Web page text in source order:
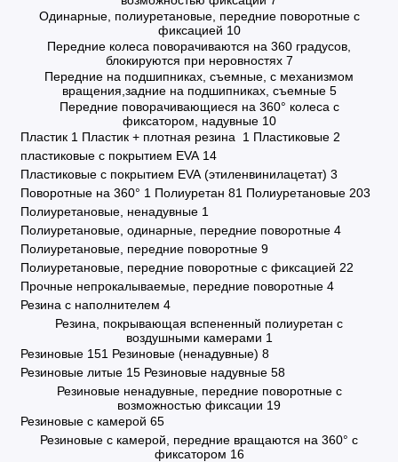
Одинарные, полиуретановые, передние поворотные с
фиксацией 10
Передние колеса поворачиваются на 360 градусов,
блокируются при неровностях 7
Передние на подшипниках, съемные, с механизмом
вращения,задние на подшипниках, съемные 5
Передние поворачивающиеся на 360° колеса с
фиксатором, надувные 10
Пластик 1 Пластик + плотная резина 1 Пластиковые 2
пластиковые с покрытием EVA 14
Пластиковые с покрытием EVA (этиленвинилацетат) 3
Поворотные на 360° 1 Полиуретан 81 Полиуретановые 203
Полиуретановые, ненадувные 1
Полиуретановые, одинарные, передние поворотные 4
Полиуретановые, передние поворотные 9
Полиуретановые, передние поворотные с фиксацией 22
Прочные непрокалываемые, передние поворотные 4
Резина с наполнителем 4
Резина, покрывающая вспененный полиуретан с
воздушными камерами 1
Резиновые 151 Резиновые (ненадувные) 8
Резиновые литые 15 Резиновые надувные 58
Резиновые ненадувные, передние поворотные с
возможностью фиксации 19
Резиновые с камерой 65
Резиновые с камерой, передние вращаются на 360° с
фиксатором 16